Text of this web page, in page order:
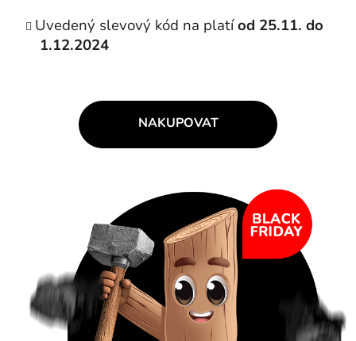
Uvedený slevový kód na platíod 25.11. do
1.12.2024
NAKUPOVAT